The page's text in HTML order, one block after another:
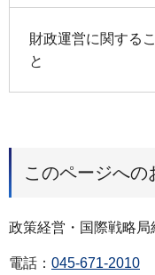
財政運営に関するこ
と
このページへの
政策経営・国際戦略
電話： 045-671-2010